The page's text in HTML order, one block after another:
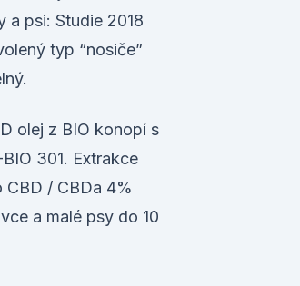
a psi: Studie 2018
typ “nosiče”
olej z BIO konopí s
301. Extrakce
CBD / CBDa 4%
a malé psy do 10